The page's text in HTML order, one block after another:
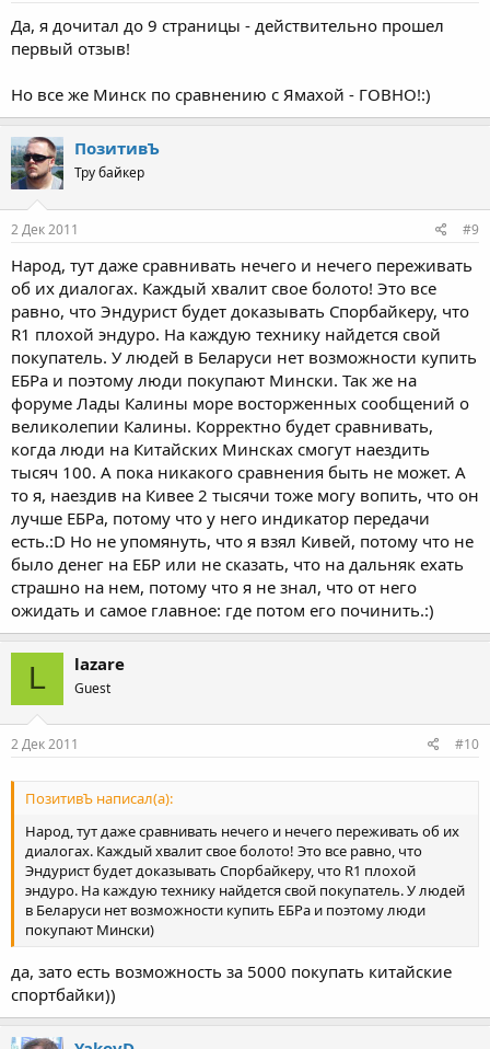
Да, я дочитал до 9 страницы - действительно прошел
первый отзыв!
Но все же Минск по сравнению с Ямахой - ГОВНО!:)
ПозитивЪ
Тру байкер
2 Дек 2011 #9
Народ, тут даже сравнивать нечего и нечего переживать
об их диалогах. Каждый хвалит свое болото! Это все
равно, что Эндурист будет доказывать Спорбайкеру, что
R1 плохой эндуро. На каждую технику найдется свой
покупатель. У людей в Беларуси нет возможности купить
ЕБРа и поэтому люди покупают Мински. Так же на
форуме Лады Калины море восторженных сообщений о
великолепии Калины. Корректно будет сравнивать,
когда люди на Китайских Минсках смогут наездить
тысяч 100. А пока никакого сравнения быть не может. А
то я, наездив на Кивее 2 тысячи тоже могу вопить, что он
лучше ЕБРа, потому что у него индикатор передачи
есть.:D Но не упомянуть, что я взял Кивей, потому что не
было денег на ЕБР или не сказать, что на дальняк ехать
страшно на нем, потому что я не знал, что от него
ожидать и самое главное: где потом его починить.:)
L lazare
Guest
2 Дек 2011 #10
ПозитивЪ написал(а):
Народ, тут даже сравнивать нечего и нечего переживать об их
диалогах. Каждый хвалит свое болото! Это все равно, что
Эндурист будет доказывать Спорбайкеру, что R1 плохой
эндуро. На каждую технику найдется свой покупатель. У людей
в Беларуси нет возможности купить ЕБРа и поэтому люди
покупают Мински)
да, зато есть возможность за 5000 покупать китайские
спортбайки))